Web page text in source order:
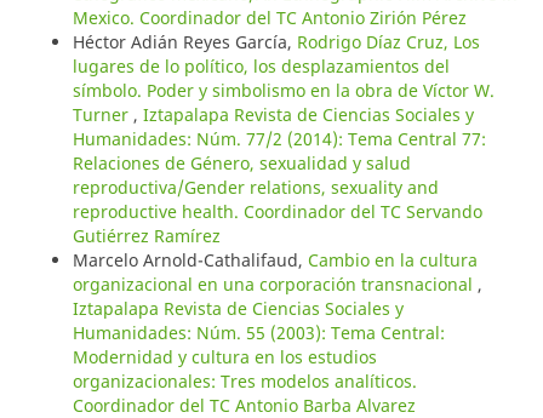
Mexico. Coordinador del TC Antonio Zirión Pérez
Héctor Adián Reyes García, Rodrigo Díaz Cruz, Los
lugares de lo político, los desplazamientos del
símbolo. Poder y simbolismo en la obra de Víctor W.
Turner , Iztapalapa Revista de Ciencias Sociales y
Humanidades: Núm. 77/2 (2014): Tema Central 77:
Relaciones de Género, sexualidad y salud
reproductiva/Gender relations, sexuality and
reproductive health. Coordinador del TC Servando
Gutiérrez Ramírez
Marcelo Arnold-Cathalifaud, Cambio en la cultura
organizacional en una corporación transnacional ,
Iztapalapa Revista de Ciencias Sociales y
Humanidades: Núm. 55 (2003): Tema Central:
Modernidad y cultura en los estudios
organizacionales: Tres modelos analíticos.
Coordinador del TC Antonio Barba Alvarez